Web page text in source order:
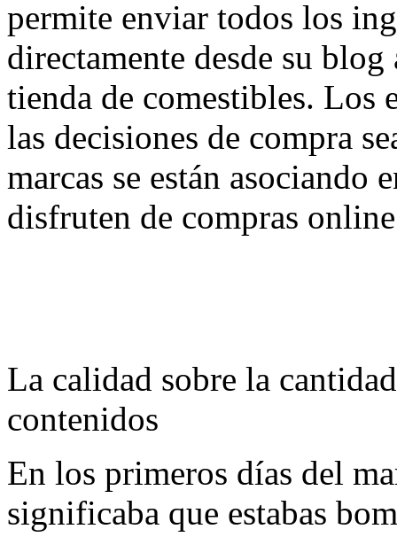
permite enviar todos los
directamente desde su
tienda de comestibles. Los
las decisiones de compra
marcas se están asociando
disfruten de compras
La calidad sobre la
contenidos
En los primeros días del
significaba que estabas